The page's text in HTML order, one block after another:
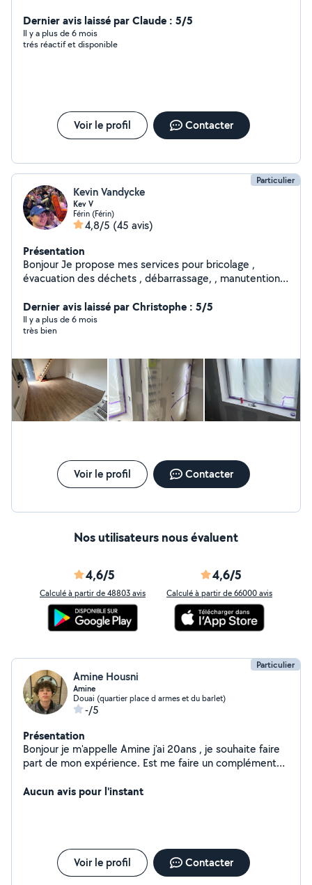
livraison petit colis ( chauffeur longue et courte distance
) - Garde d'animaux à votre domicile (passage 2/3 fois
part jour, sortie et soins au besoin) - Garde d'enfant (De
Dernier avis laissé par Claude : 5/5
Il y a plus de 6 mois
trés réactif et disponible
Voir le profil Contacter
Particulier
Kevin Vandycke
Kev V
Férin (Férin)
4,8/5 (45 avis)
Présentation
Bonjour Je propose mes services pour bricolage ,
évacuation des déchets , débarrassage, , manutention,
bricolages comme la peinture / la pose de parquet etc..
Disponible/ réactif / courageux/ minutieux / ponctuel
Merci de votre confiance .
Dernier avis laissé par Christophe : 5/5
Il y a plus de 6 mois
très bien
Voir le profil Contacter
Nos utilisateurs nous évaluent
4,6/5
Calculé à partir de 48803 avis
4,6/5
Calculé à partir de 66000 avis
Particulier
Amine Housni
Amine
Douai (quartier place d armes et du barlet)
-/5
Présentation
Bonjour je m'appelle Amine j'ai 20ans , je souhaite faire
part de mon expérience. Est me faire un complément
Aucun avis pour l'instant
Voir le profil Contacter